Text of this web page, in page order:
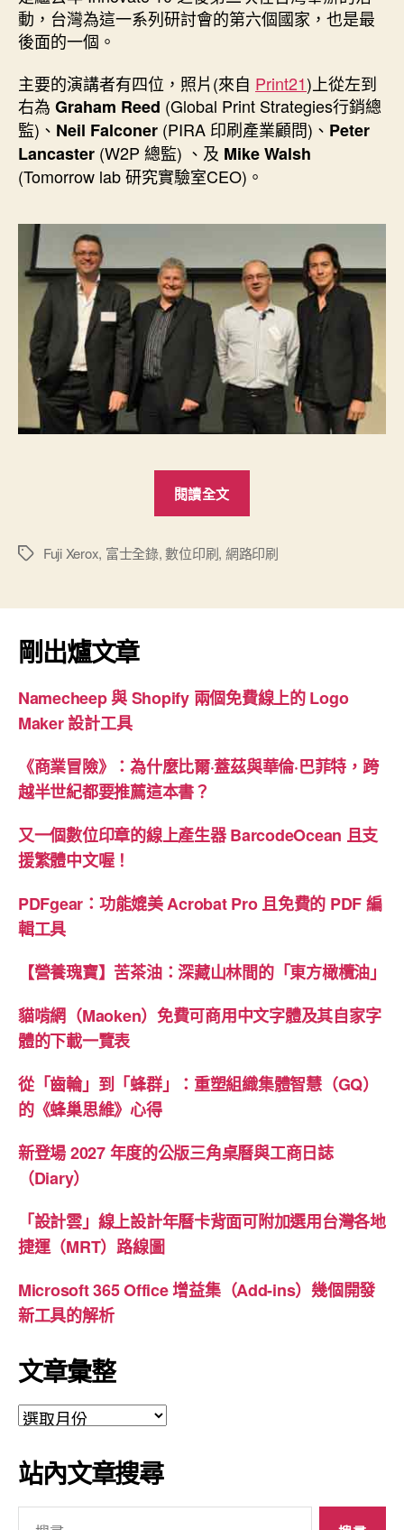
動，台灣為這一系列研討會的第六個國家，也是最
後面的一個。
主要的演講者有四位，照片(來自 Print21)上從左到
右為 Graham Reed (Global Print Strategies行銷總
監)、 Neil Falconer (PIRA 印刷產業顧問)、 Peter
Lancaster (W2P 總監) 、及 Mike Walsh
(Tomorrow lab 研究實驗室CEO)。
閱讀全文
11
討
標
Fuji Xerox, 富士全錄,數位印刷, 網路印刷
剛出爐文章
Namecheep 與 Shopify 兩個免費線上的 Logo
Maker 設計工具
《商業冒險》：為什麼比爾·蓋茲與華倫·巴菲特，跨
越半世紀都要推薦這本書？
又一個數位印章的線上產生器 BarcodeOcean 且支
援繁體中文喔！
PDFgear：功能媲美 Acrobat Pro 且免費的 PDF 編
輯工具
【營養瑰寶】苦茶油：深藏山林間的「東方橄欖油」
貓啃網（Maoken）免費可商用中文字體及其自家字
體的下載一覽表
從「齒輪」到「蜂群」：重塑組織集體智慧（GQ）
的《蜂巢思維》心得
新登場 2027 年度的公版三角桌曆與工商日誌
（Diary）
「設計雲」線上設計年曆卡背面可附加選用台灣各地
捷運（MRT）路線圖
Microsoft 365 Office 增益集（Add-ins）幾個開發
新工具的解析
文章彙整
文
彙
整
站內文章搜尋